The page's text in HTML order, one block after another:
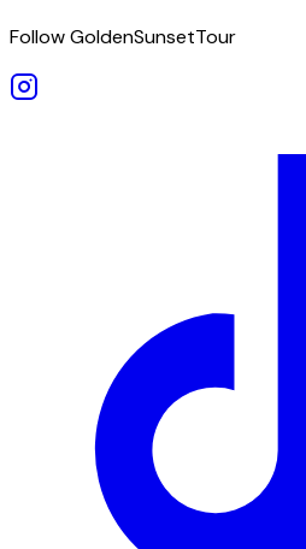
Follow GoldenSunsetTour